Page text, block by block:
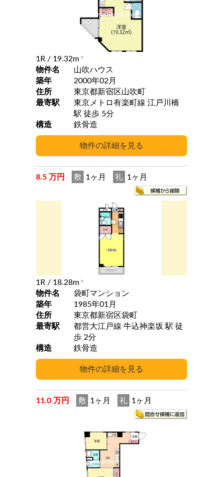
1R / 19.32m 2
物件名
山吹ハウス
築年
2000年02月
住所
東京都新宿区山吹町
最寄駅
東京メトロ有楽町線 江戸川橋
駅 徒歩 5分
構造
鉄骨造
8.5 万円 敷 1ヶ月 礼 1ヶ月
1R / 18.28m 2
物件名
袋町マンション
築年
1985年01月
住所
東京都新宿区袋町
最寄駅
都営大江戸線 牛込神楽坂 駅 徒
歩 2分
構造
鉄骨造
11.0 万円 敷 1ヶ月 礼 1ヶ月